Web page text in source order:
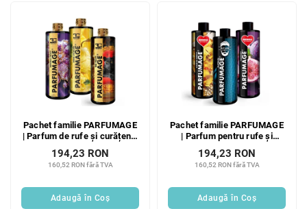
Pachet familie PARFUMAGE
| Parfum de rufe și curățenie
VELVET PEAR & RED
VELVET | 500 ml × 3
160,52 RON fără TVA
194,23 RON
Adaugă în Coş
Pachet familie PARFUMAGE
| Parfum pentru rufe și
VANILLA & PLATINUM &
PULPIDOO | 500 ml × 3
160,52 RON fără TVA
194,23 RON
Adaugă în Coş